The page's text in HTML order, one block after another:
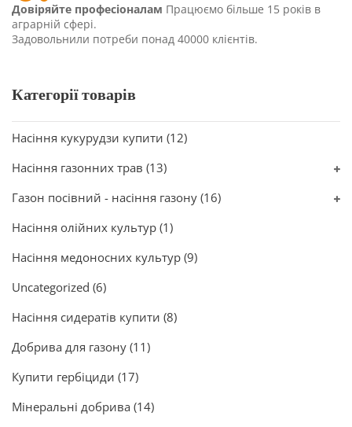
Довіряйте професіоналам Працюємо більше 15 років в
аграрній сфері.
Задовольнили потреби понад 40000 клієнтів.
Категорії товарів
Насіння кукурудзи купити (12)
Насіння газонних трав (13)
Газон посівний - насіння газону (16)
Насіння олійних культур (1)
Насіння медоносних культур (9)
Uncategorized (6)
Насіння сидератів купити (8)
Добрива для газону (11)
Купити гербіциди (17)
Мінеральні добрива (14)